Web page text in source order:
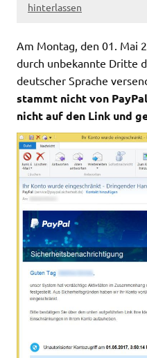
hinterlassen
Am Montag, den 01. Mai
durch unbekannte Dritte
deutscher Sprache
stammt nicht von
nicht auf den Link und